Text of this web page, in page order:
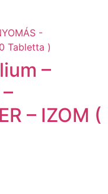
–
– IZOM (